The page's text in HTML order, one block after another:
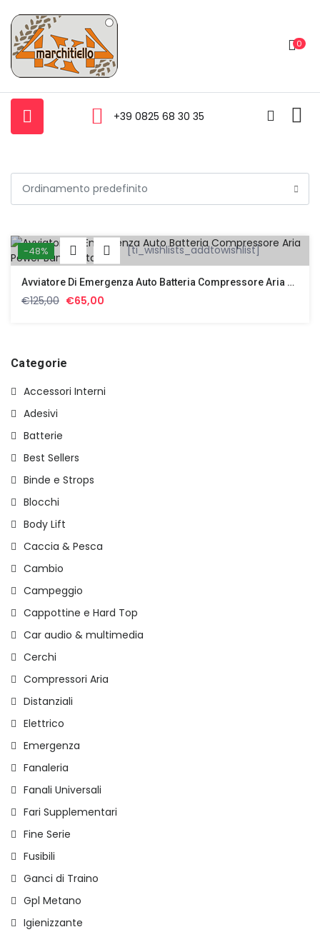
0
+39 0825 68 30 35
-48% [ti_wishlists_addtowishlist]
Avviatore Di Emergenza Auto Batteria Compressore Aria Power Bank Portatile
€125,00 Il
€125,00.
€65,00
Categorie
Accessori Interni
Adesivi
Batterie
Best Sellers
Binde e Strops
Blocchi
Body Lift
Caccia & Pesca
Cambio
Campeggio
Cappottine e Hard Top
Car audio & multimedia
Cerchi
Compressori Aria
Distanziali
Elettrico
Emergenza
Fanaleria
Fanali Universali
Fari Supplementari
Fine Serie
Fusibili
Ganci di Traino
Gpl Metano
Igienizzante